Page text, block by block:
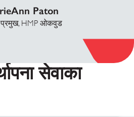
Paton
HMP ओकवुड
सेवाका